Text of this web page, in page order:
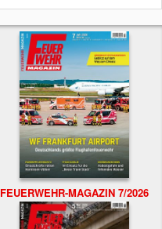
FEUERWEHR-MAGAZIN 7/2026